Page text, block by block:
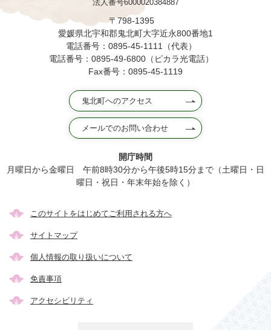
法人番号6000020384887
〒798-1395
愛媛県北宇和郡鬼北町大字近永800番地1
電話番号：0895-45-1111（代表）
電話番号：0895-49-6800（ピカラ光電話）
Fax番号：0895-45-1119
鬼北町へのアクセス
メールでのお問い合わせ
開庁時間
月曜日から金曜日 午前8時30分から午後5時15分まで（土曜日・日
曜日・祝日・年末年始を除く）
このサイトをはじめてご利用される方へ
サイトマップ
個人情報の取り扱いについて
免責事項
アクセシビリティ